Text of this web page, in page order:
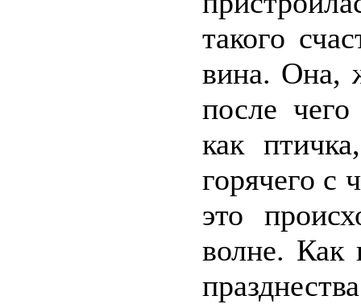
такого
вина. Она,
после
как
горячего с
это
волне. Как